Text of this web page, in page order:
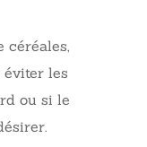
céréales,
les
ou si le